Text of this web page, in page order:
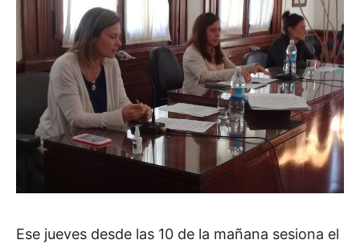
Ese jueves desde las 10 de la mañana sesiona el